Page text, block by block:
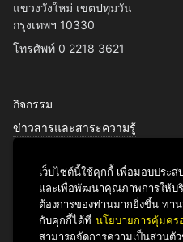
แขวงวังใหม่ เขตปทุมวัน
กรุงเทพฯ 10330
โทรศัพท์ 0 2218 3621
กิจกรรม
ข่าวสารและสาระความรู้
ศิลปวัฒนธรรม
เว็บไซต์นี้ใช้คุกกี้ เพื่อมอบประ
และเพื่อพัฒนาคุณภาพการให้บ
ต้องการของท่านมากยิ่งขึ้น ท่า
กับคุกกี้ได้ที่ นโยบายการคุ้มค
สามารถจัดการความเป็นส่วนตั